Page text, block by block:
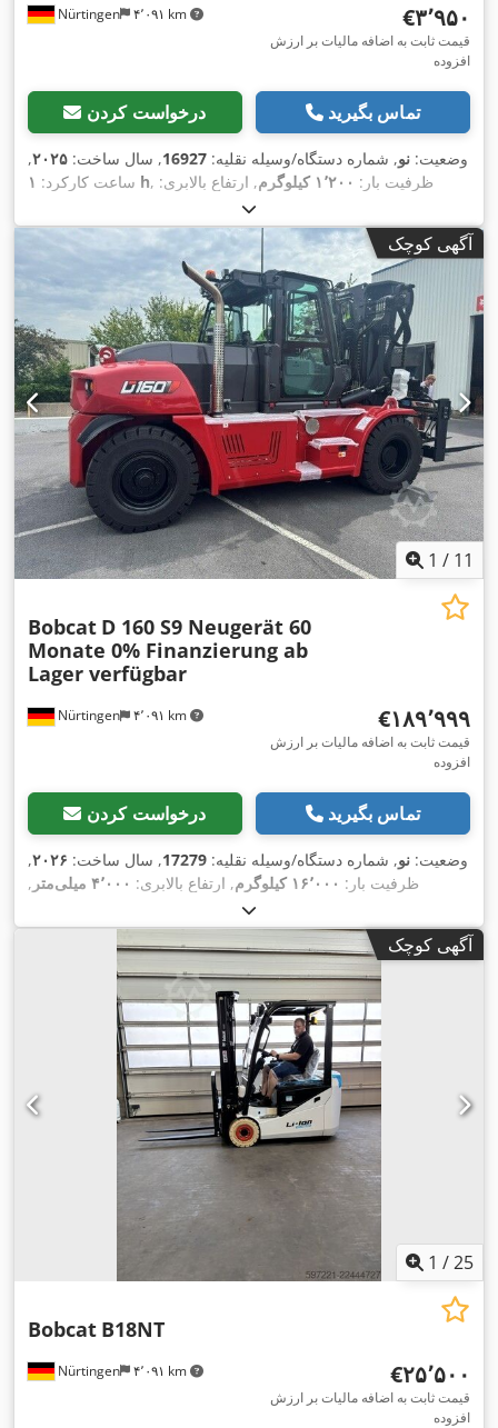
Nürtingen ۴٬۰۹۱ km ‎€۳٬۹۵۰
قیمت ثابت به اضافه مالیات بر ارزش
افزوده
درخواست کردن تماس بگیرید
وضعیت: نو, شماره دستگاه/وسیله نقلیه: 16927, سال ساخت: ۲۰۲۵,
ساعت کارکرد: ۱ h , ظرفیت بار: ۱٬۲۰۰ کیلوگرم
, ارتفاع بالابری:
۶۰۰ میلی‌متر
دکل:سیمپلکس, ارتفاع سازه:۲٬۲۸۰ میلی‌متر , ولتاژ باتری: ۲۴ V,
طول شاخک‌ها: ۱٬۱۵۰ میلی‌متر , وزن کل: ۵۷۶ کیلوگرم آگهی کوچک
1 / 11
Nürtingen ۴٬۰۹۱ km
Bobcat D 160 S9 Neugerät 60
Monate 0% Finanzierung ab
Lager verfügbar
‎€۱۸۹٬۹۹۹
قیمت ثابت به اضافه مالیات بر ارزش
افزوده
درخواست کردن تماس بگیرید
وضعیت: نو, شماره دستگاه/وسیله نقلیه: 17279, سال ساخت: ۲۰۲۶,
ظرفیت بار: ۱۶٬۰۰۰ کیلوگرم , ارتفاع بالابری: ۴٬۰۰۰ میلی‌متر
,
, مرکز ثقل بار:
سوخت:دیزل, نوع دکل:تریپلکس, ارتفاع سازه:۳٬۰۳۰ میلی‌متر
,
طول شاخک‌ها:۲٬۴۰۰ میلی‌متر , اندازه لاستیک جلو:
, سایز تایر عقب:12.00-20 100% , وزن کل:۱۹٬۳۰۰ کیلوگرم
تجهیزات:,
آگهی کوچک
1 /25
Nürtingen ۴٬۰۹۱ km
Bobcat B18NT
‎€۲۵٬۵۰۰
قیمت ثابت به اضافه مالیات بر ارزش
افزوده